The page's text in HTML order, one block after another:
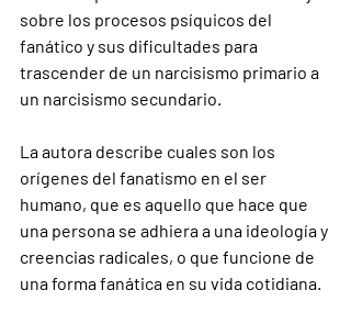
sobre los procesos psíquicos del
fanático y sus dificultades para
trascender de un narcisismo primario a
un narcisismo secundario.
La autora describe cuales son los
orígenes del fanatismo en el ser
humano, que es aquello que hace que
una persona se adhiera a una ideología y
creencias radicales, o que funcione de
una forma fanática en su vida cotidiana.